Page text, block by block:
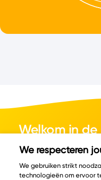
Welkom in
We respecteren
We gebruiken strikt
technologieën om ervoor